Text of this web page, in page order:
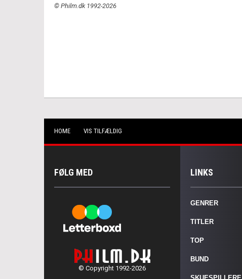
© Philm.dk 1992-2026
HOME VIS TILFÆLDIG
FØLG MED
© Copyright 1992-2026
LINKS
GENRER
TITLER
TOP
BUND